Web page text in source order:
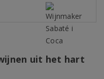
uit het hart